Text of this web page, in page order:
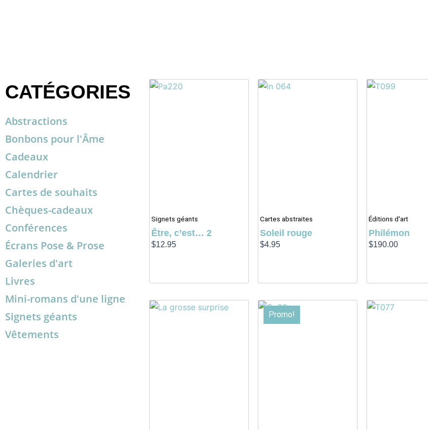
CATÉGORIES
Abstractions
Bonbons pour l'Âme
Cadeaux
Calendrier
Cartes de souhaits
Chèques-cadeaux
Conférences
Écrans Pose & Prose
Galeries d'art
Livres
Mini-romans d'une ligne
Signets géants
Vêtements
Signets géants
Être, c’est… 2
$12.95
Cartes abstraites
Soleil rouge
$4.95
Éditions d'art
Philémon
$190.00
Promo!
Le
prix
initial